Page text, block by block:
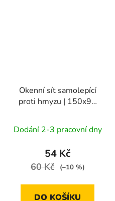
Okenní síť samolepící
proti hmyzu | 150x90
Dodání 2-3 pracovní dny
54 Kč
60 Kč (–10 %)
DO KOŠÍKU